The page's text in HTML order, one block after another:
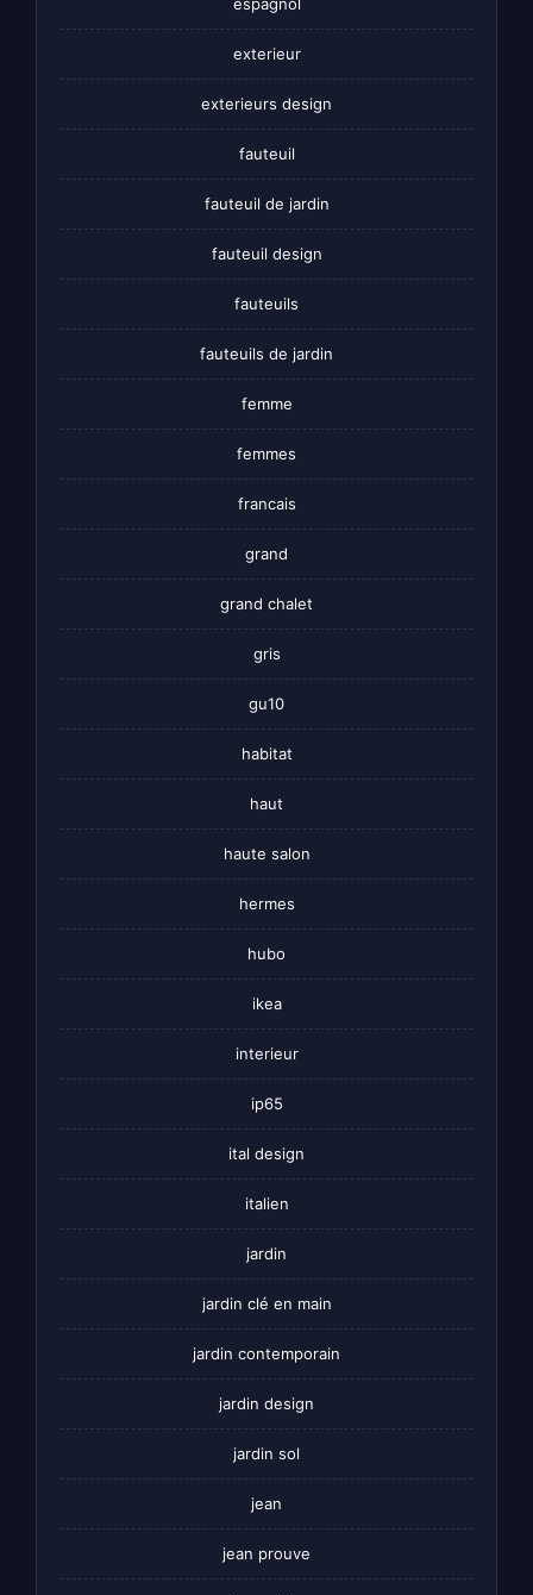
exterieur
exterieurs design
fauteuil
fauteuil de jardin
fauteuil design
fauteuils
fauteuils de jardin
femme
femmes
francais
grand
grand chalet
gris
gu10
habitat
haut
haute salon
hermes
hubo
ikea
interieur
ip65
ital design
italien
jardin
jardin clé en main
jardin contemporain
jardin design
jardin sol
jean
jean prouve